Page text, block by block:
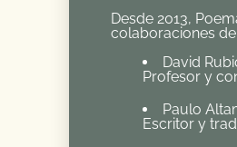
Desde 2013,
colaboraciones de:
David
Profesor y
Paulo
Escritor y